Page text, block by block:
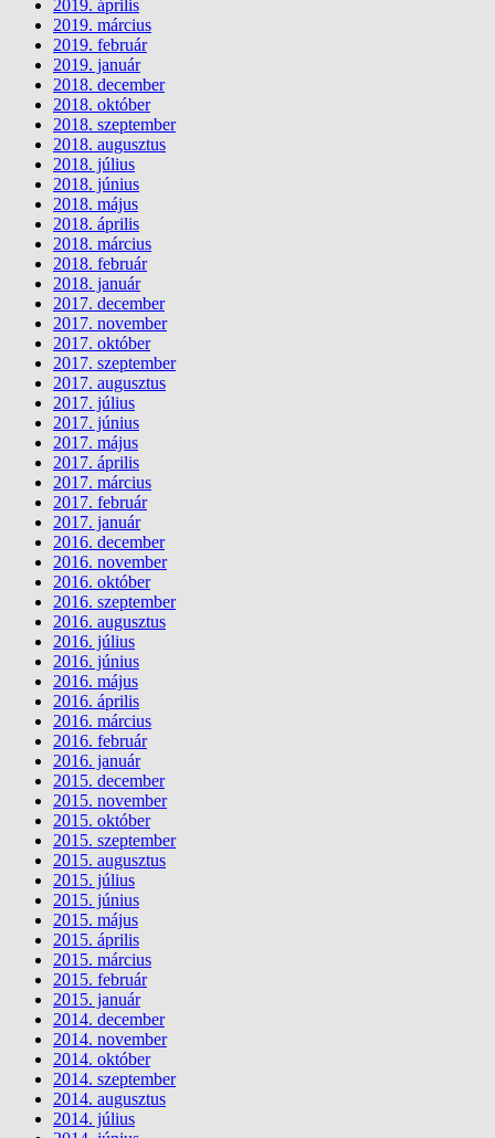
2019. április
2019. március
2019. február
2019. január
2018. december
2018. október
2018. szeptember
2018. augusztus
2018. július
2018. június
2018. május
2018. április
2018. március
2018. február
2018. január
2017. december
2017. november
2017. október
2017. szeptember
2017. augusztus
2017. július
2017. június
2017. május
2017. április
2017. március
2017. február
2017. január
2016. december
2016. november
2016. október
2016. szeptember
2016. augusztus
2016. július
2016. június
2016. május
2016. április
2016. március
2016. február
2016. január
2015. december
2015. november
2015. október
2015. szeptember
2015. augusztus
2015. július
2015. június
2015. május
2015. április
2015. március
2015. február
2015. január
2014. december
2014. november
2014. október
2014. szeptember
2014. augusztus
2014. július